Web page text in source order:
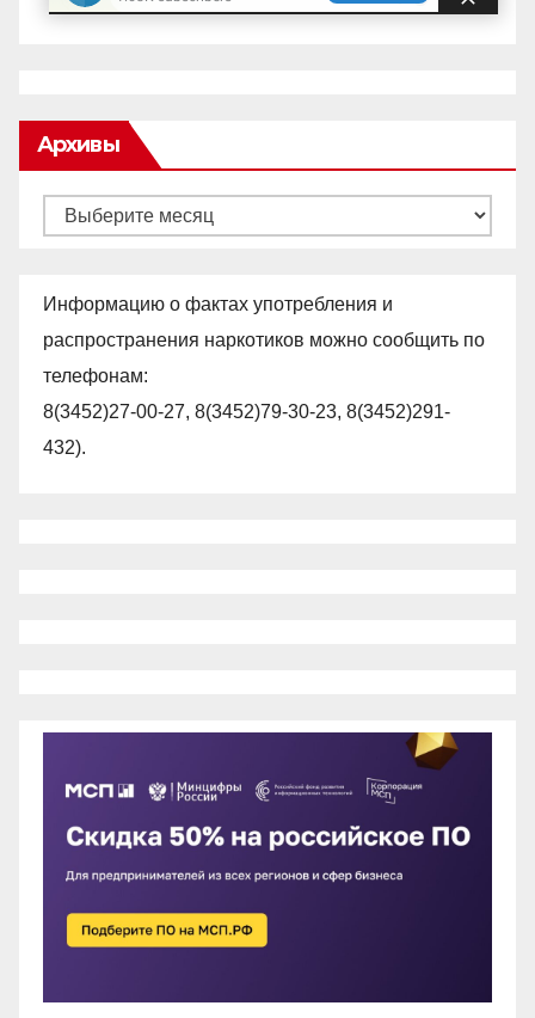
Архивы
Архивы
Информацию о фактах употребления и
распространения наркотиков можно сообщить по
телефонам:
8(3452)27-00-27, 8(3452)79-30-23, 8(3452)291-
432).